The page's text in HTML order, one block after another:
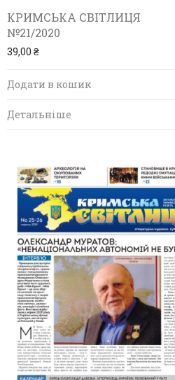
КРИМСЬКА СВІТЛИЦЯ
№21/2020
39,00 ₴
Додати в кошик
Детальніше